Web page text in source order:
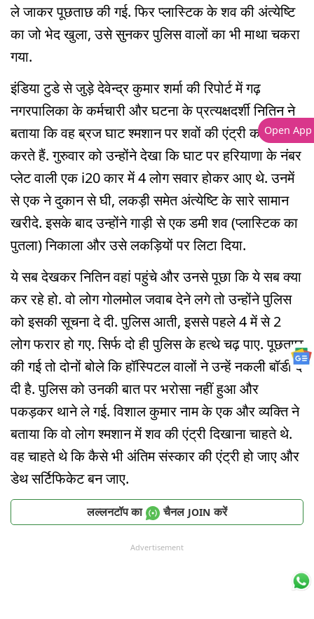
ले जाकर पूछताछ की गई. फिर प्लास्टिक के शव की अंत्येष्टि
का जो भेद खुला, उसे सुनकर पुलिस वालों का भी माथा चकरा
गया.
इंडिया टुडे से जुड़े देवेन्द्र कुमार शर्मा की रिपोर्ट में गढ़
नगरपालिका के कर्मचारी और घटना के प्रत्यक्षदर्शी नितिन ने
बताया कि वह ब्रज घाट श्मशान पर शवों की एंट्री का काम
करते हैं. गुरुवार को उन्होंने देखा कि घाट पर हरियाणा के नंबर
प्लेट वाली एक i20 कार में 4 लोग सवार होकर आए थे. उनमें
से एक ने दुकान से घी, लकड़ी समेत अंत्येष्टि के सारे सामान
खरीदे. इसके बाद उन्होंने गाड़ी से एक डमी शव (प्लास्टिक का
पुतला) निकाला और उसे लकड़ियों पर लिटा दिया.
ये सब देखकर नितिन वहां पहुंचे और उनसे पूछा कि ये सब क्या
कर रहे हो. वो लोग गोलमोल जवाब देने लगे तो उन्होंने पुलिस
को इसकी सूचना दे दी. पुलिस आती, इससे पहले 4 में से 2
लोग फरार हो गए. सिर्फ दो ही पुलिस के हत्थे चढ़ पाए. पूछताछ
की गई तो दोनों बोले कि हॉस्पिटल वालों ने उन्हें नकली बॉडी दे
दी है. पुलिस को उनकी बात पर भरोसा नहीं हुआ और
पकड़कर थाने ले गई. विशाल कुमार नाम के एक और व्यक्ति ने
बताया कि वो लोग श्मशान में शव की एंट्री दिखाना चाहते थे.
वह चाहते थे कि कैसे भी अंतिम संस्कार की एंट्री हो जाए और
डेथ सर्टिफिकेट बन जाए.
लल्लनटॉप का चैनल JOIN करें
Advertisement
Open App